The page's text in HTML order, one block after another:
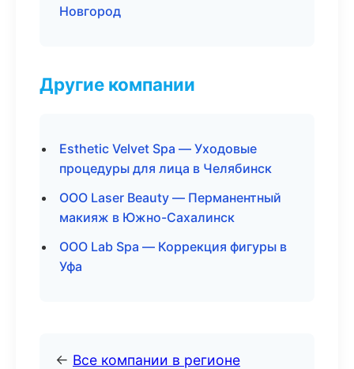
Новгород
Другие компании
Esthetic Velvet Spa — Уходовые
процедуры для лица в Челябинск
ООО Laser Beauty — Перманентный
макияж в Южно-Сахалинск
ООО Lab Spa — Коррекция фигуры в
Уфа
← Все компании в регионе